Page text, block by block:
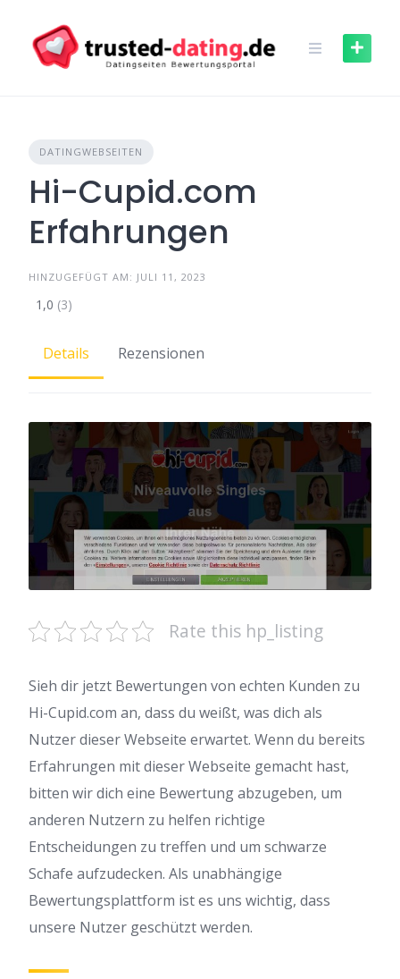
content
DATINGWEBSEITEN
Hi-Cupid.com
Erfahrungen
HINZUGEFÜGT AM: JULI 11, 2023
1,0 (3)
Details Rezensionen
Rate this hp_listing
Sieh dir jetzt Bewertungen von echten Kunden zu
Hi-Cupid.com an, dass du weißt, was dich als
Nutzer dieser Webseite erwartet. Wenn du bereits
Erfahrungen mit dieser Webseite gemacht hast,
bitten wir dich eine Bewertung abzugeben, um
anderen Nutzern zu helfen richtige
Entscheidungen zu treffen und um schwarze
Schafe aufzudecken. Als unabhängige
Bewertungsplattform ist es uns wichtig, dass
unsere Nutzer geschützt werden.